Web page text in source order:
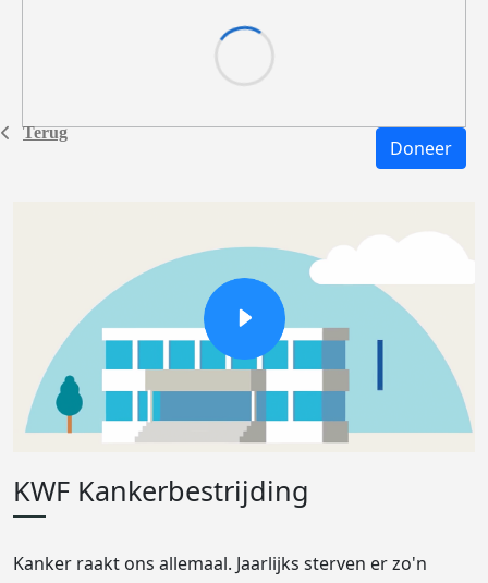
Terug
Doneer
KWF Kankerbestrijding
Kanker raakt ons allemaal. Jaarlijks sterven er zo'n